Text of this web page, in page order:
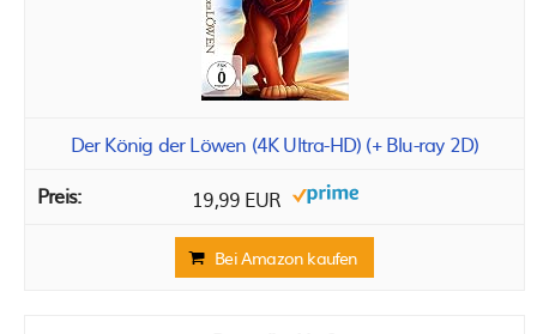
Der König der Löwen (4K Ultra-HD) (+ Blu-ray 2D)
19,99 EUR
Bei Amazon kaufen